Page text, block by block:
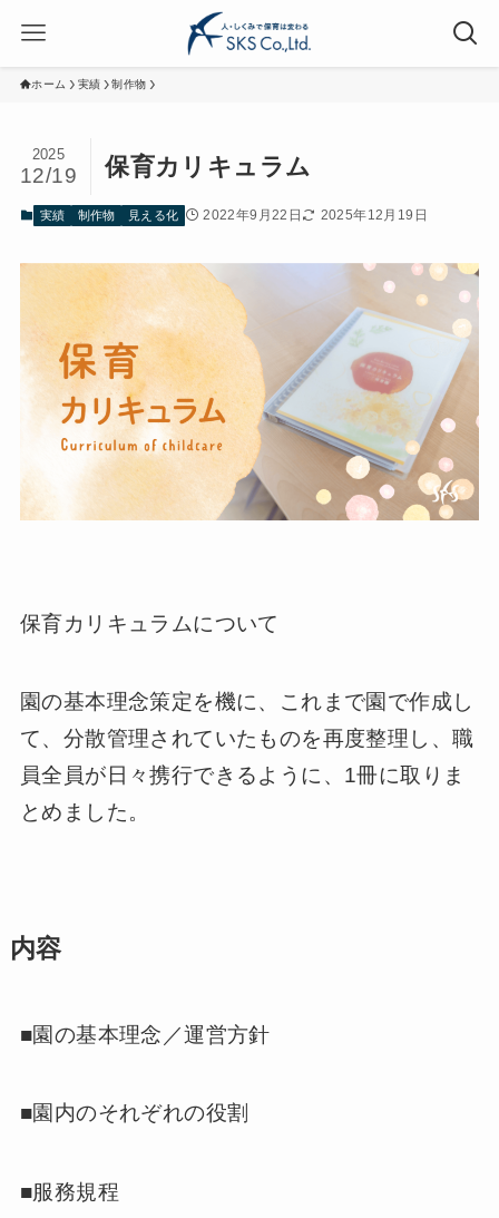
ホーム 実績 制作物
保育カリキュラム
2025
12/19
実績 制作物 見える化 2022年9月22日 2025年12月19日
保育カリキュラムについて
園の基本理念策定を機に、これまで園で作成し
て、分散管理されていたものを再度整理し、職
員全員が日々携行できるように、1冊に取りま
とめました。
内容
■園の基本理念／運営方針
■園内のそれぞれの役割
■服務規程